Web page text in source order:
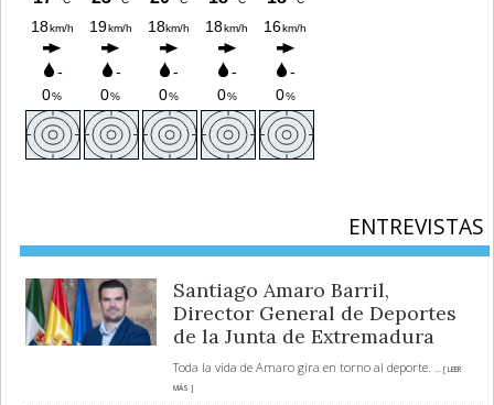
ENTREVISTAS
Santiago Amaro Barril,
Director General de Deportes
de la Junta de Extremadura
Toda la vida de Amaro gira en torno al deporte.
... [ LEER
MÁS ]